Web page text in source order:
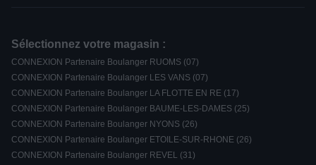
Sélectionnez votre magasin :
CONNEXION Partenaire Boulanger RUOMS (07)
CONNEXION Partenaire Boulanger LES VANS (07)
CONNEXION Partenaire Boulanger LA FLOTTE EN RE (17)
CONNEXION Partenaire Boulanger BAUME-LES-DAMES (25)
CONNEXION Partenaire Boulanger NYONS (26)
CONNEXION Partenaire Boulanger ETOILE-SUR-RHONE (26)
CONNEXION Partenaire Boulanger REVEL (31)